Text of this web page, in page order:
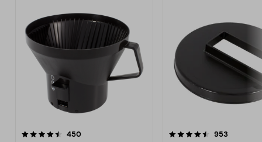
450anmeldelser
4.5 av 5 stjerner 953
4.5 av 5 stjerner